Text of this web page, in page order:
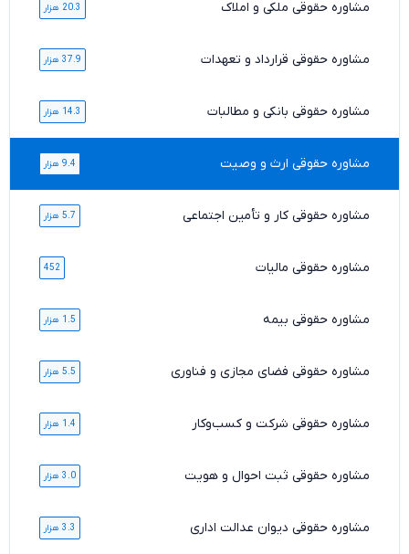
مشاوره حقوقی ملکی و املاک 20.3 هزار
مشاوره حقوقی قرارداد و تعهدات 37.9 هزار
مشاوره حقوقی بانکی و مطالبات 14.3 هزار
مشاوره حقوقی ارث و وصیت 9.4 هزار
مشاوره حقوقی کار و تأمین اجتماعی 5.7 هزار
مشاوره حقوقی مالیات 452
مشاوره حقوقی بیمه 1.5 هزار
مشاوره حقوقی فضای مجازی و فناوری 5.5 هزار
مشاوره حقوقی شرکت و کسب‌وکار 1.4 هزار
مشاوره حقوقی ثبت احوال و هویت 3.0 هزار
مشاوره حقوقی دیوان عدالت اداری 3.3 هزار